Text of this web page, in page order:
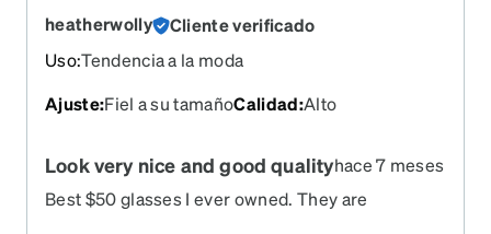
heatherwolly
Cliente verificado
Uso:Tendencia a la moda
Ajuste:Fiel a su tamañoCalidad:Alto
Look very nice and good qualityhace 7 meses
Best $50 glasses I ever owned. They are